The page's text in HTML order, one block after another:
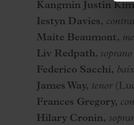
Kangmin Justin
Iestyn Davies,
Maite Beaumont,
Liv Redpath, soprano
Federico Sacchi, baix
James Way, tenor
Frances Gregory,
Hilary Cronin,